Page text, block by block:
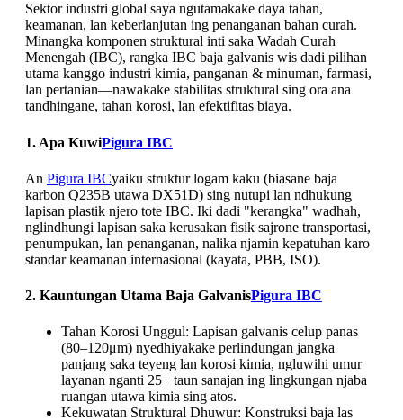
Sektor industri global saya ngutamakake daya tahan,
keamanan, lan keberlanjutan ing penanganan bahan curah.
Minangka komponen struktural inti saka Wadah Curah
Menengah (IBC), rangka IBC baja galvanis wis dadi pilihan
utama kanggo industri kimia, panganan & minuman, farmasi,
lan pertanian—nawakake stabilitas struktural sing ora ana
tandhingane, tahan korosi, lan efektifitas biaya.
1. Apa KuwiPigura IBC
An Pigura IBCyaiku struktur logam kaku (biasane baja
karbon Q235B utawa DX51D) sing nutupi lan ndhukung
lapisan plastik njero tote IBC. Iki dadi "kerangka" wadhah,
nglindhungi lapisan saka kerusakan fisik sajrone transportasi,
penumpukan, lan penanganan, nalika njamin kepatuhan karo
standar keamanan internasional (kayata, PBB, ISO).
2. Kauntungan Utama Baja GalvanisPigura IBC
Tahan Korosi Unggul: Lapisan galvanis celup panas
(80–120μm) nyedhiyakake perlindungan jangka
panjang saka teyeng lan korosi kimia, ngluwihi umur
layanan nganti 25+ taun sanajan ing lingkungan njaba
ruangan utawa kimia sing atos.
Kekuwatan Struktural Dhuwur: Konstruksi baja las